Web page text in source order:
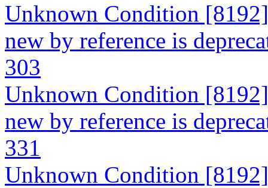
Unknown Condition
new by reference is
303
Unknown Condition
new by reference is
331
Unknown Condition